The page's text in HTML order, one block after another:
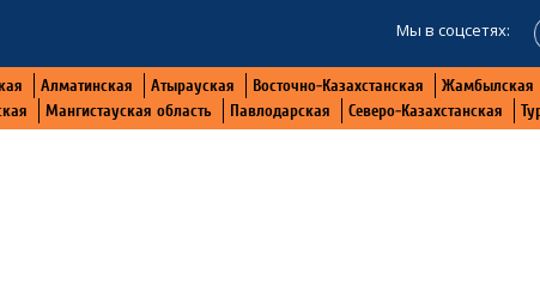
Мы в соцсетях:
Алматинская Атырауская Восточно-Казахстанская Жамбылская
Мангистауская область Павлодарская Северо-Казахстанская